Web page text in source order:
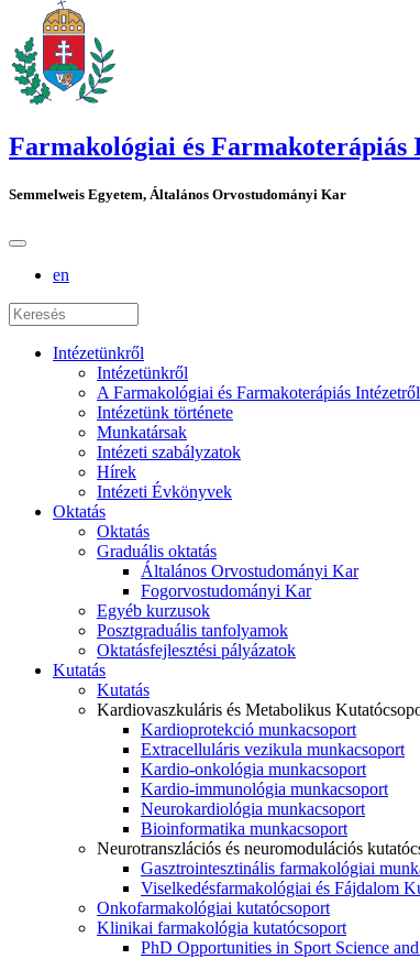
Farmakológiai és Farmakoterápiás
Semmelweis Egyetem, Általános Orvostudományi Kar
en
Intézetünkről
Intézetünkről
A Farmakológiai és Farmakoterápiás Intézetről
Intézetünk története
Munkatársak
Intézeti szabályzatok
Hírek
Intézeti Évkönyvek
Oktatás
Oktatás
Graduális oktatás
Általános Orvostudományi Kar
Fogorvostudományi Kar
Egyéb kurzusok
Posztgraduális tanfolyamok
Oktatásfejlesztési pályázatok
Kutatás
Kutatás
Kardiovaszkuláris és Metabolikus
Kardioprotekció munkacsoport
Extracelluláris vezikula munkacsoport
Kardio-onkológia munkacsoport
Kardio-immunológia munkacsoport
Neurokardiológia munkacsoport
Bioinformatika munkacsoport
Neurotranszlációs és neuromodulációs
Gasztrointesztinális farmakológiai
Viselkedésfarmakológiai és Fájdalom
Onkofarmakológiai kutatócsoport
Klinikai farmakológia kutatócsoport
PhD Opportunities in Sport Science